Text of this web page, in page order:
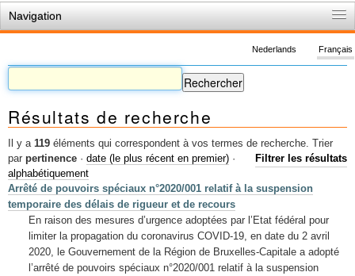
Navigation
Règles du jeu
Permis d'urbanisme
Cartographie
Etudes et publications
Mots-clés
Renseignements urbanistiques
Français
Nederlands
Résultats de recherche
Il y a 119 éléments qui correspondent à vos termes de recherche.
Filtrer les résultats
Trier
par pertinence · date (le plus récent en premier) ·
alphabétiquement
Arrêté de pouvoirs spéciaux n°2020/001 relatif à la suspension
temporaire des délais de rigueur et de recours
En raison des mesures d’urgence adoptées par l’Etat fédéral pour
limiter la propagation du coronavirus COVID-19, en date du 2 avril
2020, le Gouvernement de la Région de Bruxelles-Capitale a adopté
l’arrêté de pouvoirs spéciaux n°2020/001 relatif à la suspension